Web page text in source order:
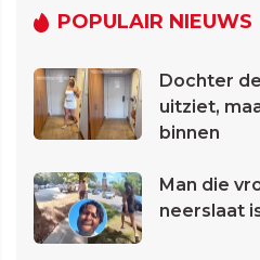
POPULAIR NIEUWS
Dochter
uitziet,
binnen
Man die
neerslaat